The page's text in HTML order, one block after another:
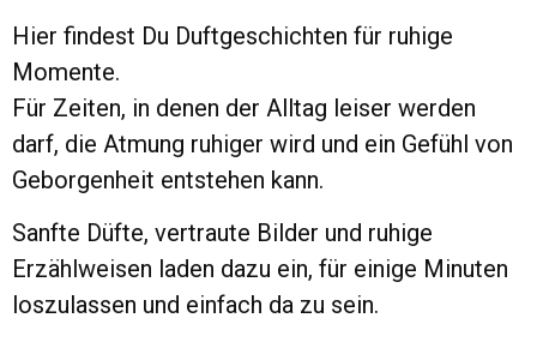
Hier findest Du Duftgeschichten für ruhige
Momente.
Für Zeiten, in denen der Alltag leiser werden
darf, die Atmung ruhiger wird und ein Gefühl von
Geborgenheit entstehen kann.
Sanfte Düfte, vertraute Bilder und ruhige
Erzählweisen laden dazu ein, für einige Minuten
loszulassen und einfach da zu sein.